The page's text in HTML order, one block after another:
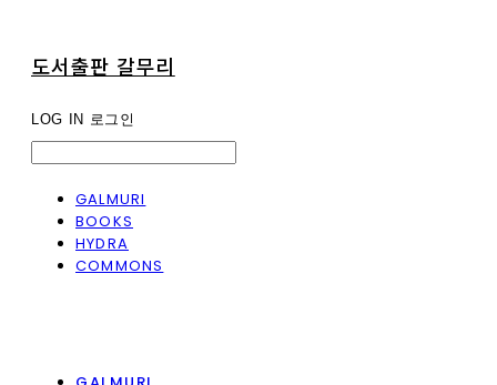
도서출판 갈무리
LOG IN 로그인
GALMURI
BOOKS
HYDRA
COMMONS